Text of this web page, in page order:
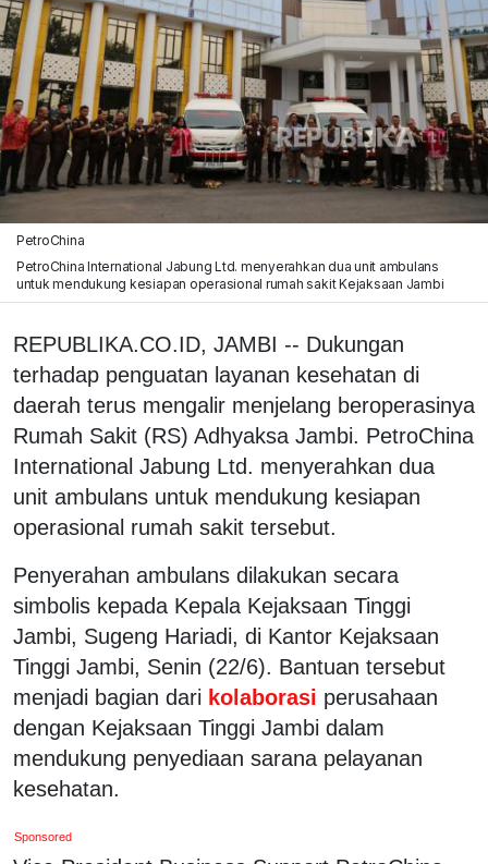
PetroChina
PetroChina International Jabung Ltd. menyerahkan dua unit ambulans
untuk mendukung kesiapan operasional rumah sakit Kejaksaan Jambi
REPUBLIKA.CO.ID, JAMBI -- Dukungan
terhadap penguatan layanan kesehatan di
daerah terus mengalir menjelang beroperasinya
Rumah Sakit (RS) Adhyaksa Jambi. PetroChina
International Jabung Ltd. menyerahkan dua
unit ambulans untuk mendukung kesiapan
operasional rumah sakit tersebut.
Penyerahan ambulans dilakukan secara
simbolis kepada Kepala Kejaksaan Tinggi
Jambi, Sugeng Hariadi, di Kantor Kejaksaan
Tinggi Jambi, Senin (22/6). Bantuan tersebut
menjadi bagian dari kolaborasi perusahaan
dengan Kejaksaan Tinggi Jambi dalam
mendukung penyediaan sarana pelayanan
kesehatan.
Sponsored